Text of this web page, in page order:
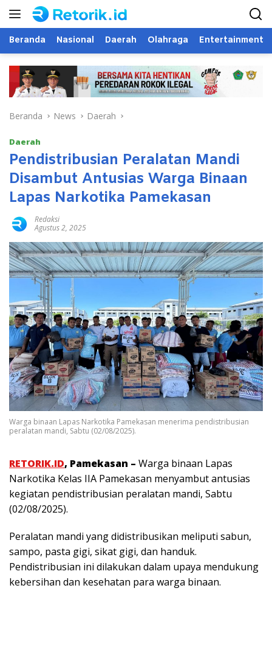
Langsung
Beranda Nasional Daerah Olahraga Entertainment
Beranda News Daerah
Daerah
Pendistribusian Peralatan Mandi
Disambut Antusias Warga Binaan
Lapas Narkotika Pamekasan
Redaksi
Agustus 2, 2025
Warga binaan Lapas Narkotika Pamekasan menerima pendistribusian
peralatan mandi, Sabtu (02/08/2025).
RETORIK.ID, Pamekasan – Warga binaan Lapas
Narkotika Kelas IIA Pamekasan menyambut antusias
kegiatan pendistribusian peralatan mandi, Sabtu
(02/08/2025).
Peralatan mandi yang didistribusikan meliputi sabun,
sampo, pasta gigi, sikat gigi, dan handuk.
Pendistribusian ini dilakukan dalam upaya mendukung
kebersihan dan kesehatan para warga binaan.